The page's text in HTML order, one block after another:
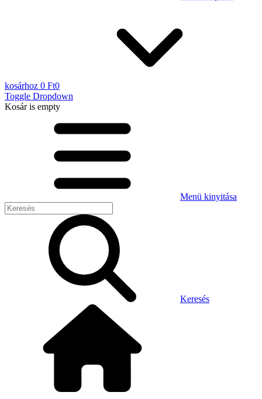
kosárhoz 0 Ft0
Toggle Dropdown
Kosáris empty
Menü kinyitása
Keresés